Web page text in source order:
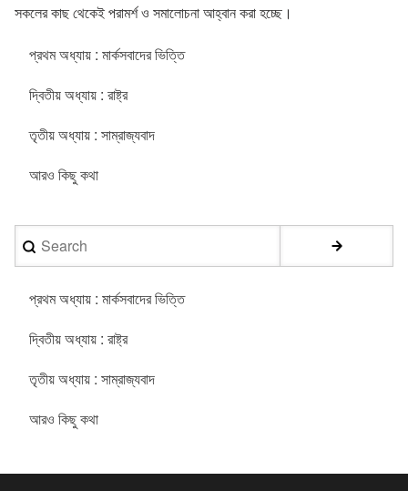
সকলের কাছ থেকেই পরামর্শ ও সমালোচনা আহ্বান করা হচ্ছে।
প্রথম অধ্যায় : মার্কসবাদের ভিত্তি
দ্বিতীয় অধ্যায় : রাষ্ট্র
তৃতীয় অধ্যায় : সাম্রাজ্যবাদ
আরও কিছু কথা
Search
প্রথম অধ্যায় : মার্কসবাদের ভিত্তি
দ্বিতীয় অধ্যায় : রাষ্ট্র
তৃতীয় অধ্যায় : সাম্রাজ্যবাদ
আরও কিছু কথা